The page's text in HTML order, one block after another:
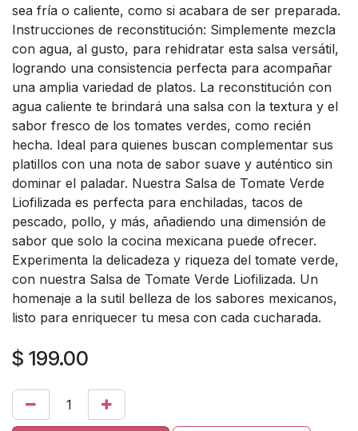
sea fría o caliente, como si acabara de ser preparada.
Instrucciones de reconstitución: Simplemente mezcla
con agua, al gusto, para rehidratar esta salsa versátil,
logrando una consistencia perfecta para acompañar
una amplia variedad de platos. La reconstitución con
agua caliente te brindará una salsa con la textura y el
sabor fresco de los tomates verdes, como recién
hecha. Ideal para quienes buscan complementar sus
platillos con una nota de sabor suave y auténtico sin
dominar el paladar. Nuestra Salsa de Tomate Verde
Liofilizada es perfecta para enchiladas, tacos de
pescado, pollo, y más, añadiendo una dimensión de
sabor que solo la cocina mexicana puede ofrecer.
Experimenta la delicadeza y riqueza del tomate verde,
con nuestra Salsa de Tomate Verde Liofilizada. Un
homenaje a la sutil belleza de los sabores mexicanos,
listo para enriquecer tu mesa con cada cucharada.
$ 199.00